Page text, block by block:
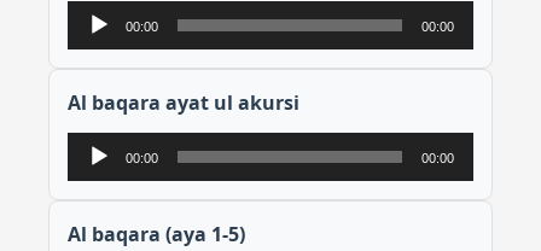
Lecteur
audio
00:00 00:00
Al baqara ayat ul akursi
Lecteur
audio
00:00 00:00
Al baqara (aya 1-5)